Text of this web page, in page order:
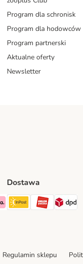
Program dla schronisk
Program dla hodowców
Program partnerski
Aktualne oferty
Newsletter
Method
Payment Method
Dostawa
Paczkomat®
ORLEN
Regulamin sklepu